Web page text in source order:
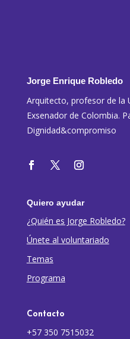
Jorge Enrique Robledo
Arquitecto, profesor de la
Exsenador de Colombia.
Dignidad&compromiso
Quiero ayudar
¿Quién es Jorge Robledo?
Únete al voluntariado
Temas
Programa
Contacto
+57 350 7515032